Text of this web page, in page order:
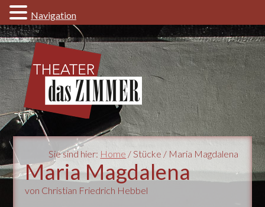
Sie sind hier: Home / Stücke / Maria Magdalena
Maria Magdalena
von Christian Friedrich Hebbel
Navigation